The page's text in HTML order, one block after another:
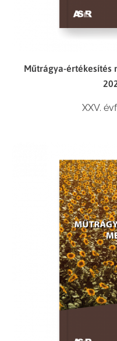
Műtrágya-értékesítés
XXV.